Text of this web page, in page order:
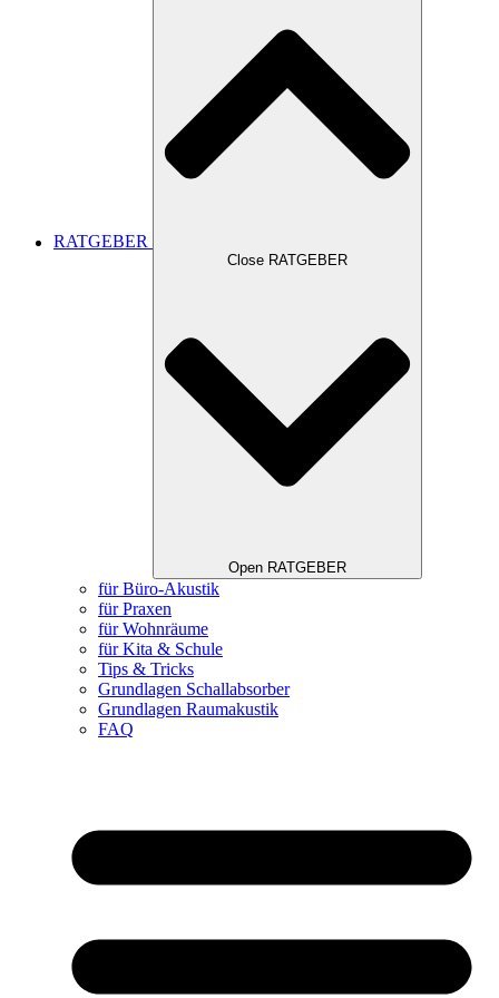
RATGEBER
Close RATGEBER
Open RATGEBER
für Büro-Akustik
für Praxen
für Wohnräume
für Kita & Schule
Tips & Tricks
Grundlagen Schallabsorber
Grundlagen Raumakustik
FAQ